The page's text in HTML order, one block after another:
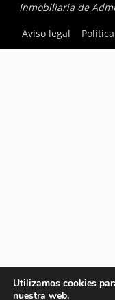
Inmobiliaria de
Aviso legal
Utilizamos cookies
nuestra web.